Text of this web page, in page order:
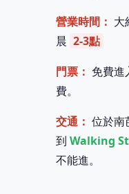
營業時間： 大
晨 2-3點
門票： 免費進
費。
交通： 位於南
到 Walking
不能進。